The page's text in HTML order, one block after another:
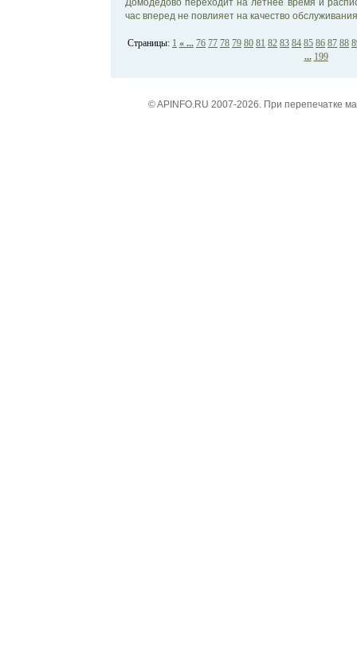
час вперед не повлияет на качество
Страницы: 1 « ... 76 77 78 79 80 81 82 83 84 85 86 87 88
... 199
© APINFO.RU 2007-2026. При перепечатке